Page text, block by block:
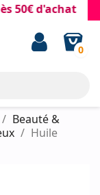
d'achat
0
Beauté &
Huile